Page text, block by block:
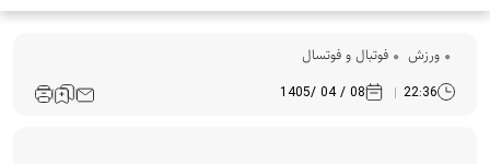
ورزش فوتبال و فوتسال
22:36
08 / 04 /1405